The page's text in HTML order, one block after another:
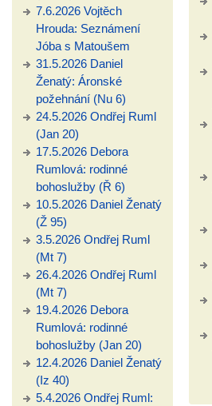
7.6.2026 Vojtěch
Hrouda: Seznámení
Jóba s Matoušem
31.5.2026 Daniel
Ženatý: Áronské
požehnání (Nu 6)
24.5.2026 Ondřej Ruml
(Jan 20)
17.5.2026 Debora
Rumlová: rodinné
bohoslužby (Ř 6)
10.5.2026 Daniel Ženatý
(Ž 95)
3.5.2026 Ondřej Ruml
(Mt 7)
26.4.2026 Ondřej Ruml
(Mt 7)
19.4.2026 Debora
Rumlová: rodinné
bohoslužby (Jan 20)
12.4.2026 Daniel Ženatý
(Iz 40)
5.4.2026 Ondřej Ruml: